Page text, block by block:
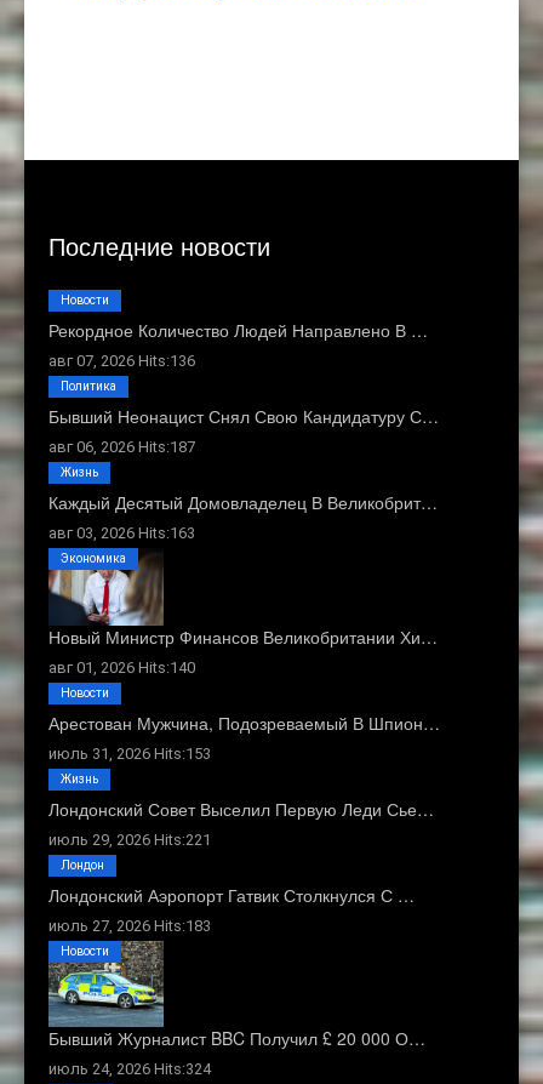
Последние новости
Рекордное Количество Людей Направлено В …
авг 07, 2026 Hits:136
Новости
Бывший Неонацист Снял Свою Кандидатуру С…
авг 06, 2026 Hits:187
Политика
Каждый Десятый Домовладелец В Великобрит…
авг 03, 2026 Hits:163
Жизнь
Новый Министр Финансов Великобритании Хи…
авг 01, 2026 Hits:140
Экономика
Арестован Мужчина, Подозреваемый В Шпион…
июль 31, 2026 Hits:153
Новости
Лондонский Совет Выселил Первую Леди Сье…
июль 29, 2026 Hits:221
Жизнь
Лондонский Аэропорт Гатвик Столкнулся С …
июль 27, 2026 Hits:183
Лондон
Бывший Журналист BBC Получил £ 20 000 О…
июль 24, 2026 Hits:324
Новости